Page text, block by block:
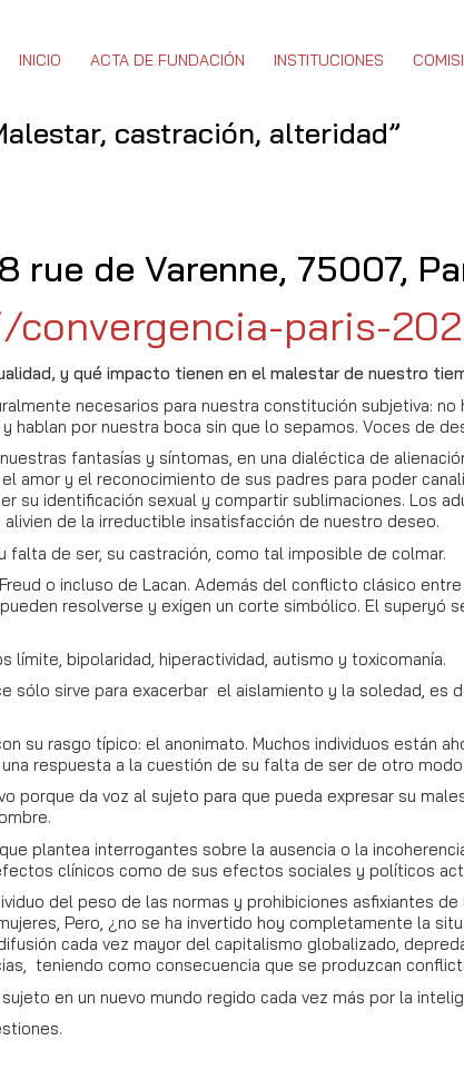
INICIO ACTA DE FUNDACIÓN INSTITUCIONES
castración, alteridad”
rue de Varenne, 75007,
paris-
y qué impacto tienen en el malestar de nuestro
necesarios para nuestra constitución subjetiva: no
hablan por nuestra boca sin que lo sepamos. Voces de
fantasías y síntomas, en una dialéctica de
amor y el reconocimiento de sus padres para poder
su identificación sexual y compartir sublimaciones. Los
de la irreductible insatisfacción de nuestro deseo.
de ser, su castración, como tal imposible de colmar.
o incluso de Lacan. Además del conflicto clásico
resolverse y exigen un corte simbólico. El superyó
bipolaridad, hiperactividad, autismo y toxicomanía.
sólo sirve para exacerbar el aislamiento y la soledad, es
su rasgo típico: el anonimato. Muchos individuos están
respuesta a la cuestión de su falta de ser de otro
porque da voz al sujeto para que pueda expresar su
plantea interrogantes sobre la ausencia o la
clínicos como de sus efectos sociales y políticos
del peso de las normas y prohibiciones asfixiantes
Pero, ¿no se ha invertido hoy completamente la
cada vez mayor del capitalismo globalizado,
teniendo como consecuencia que se produzcan
en un nuevo mundo regido cada vez más por la